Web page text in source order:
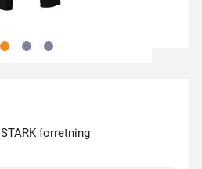
STARK forretning